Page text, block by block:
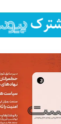
رستمی